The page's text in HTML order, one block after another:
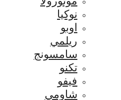
نوكيا
اوبو
ريلمي
سامسونج
تكنو
فيفو
شاومي